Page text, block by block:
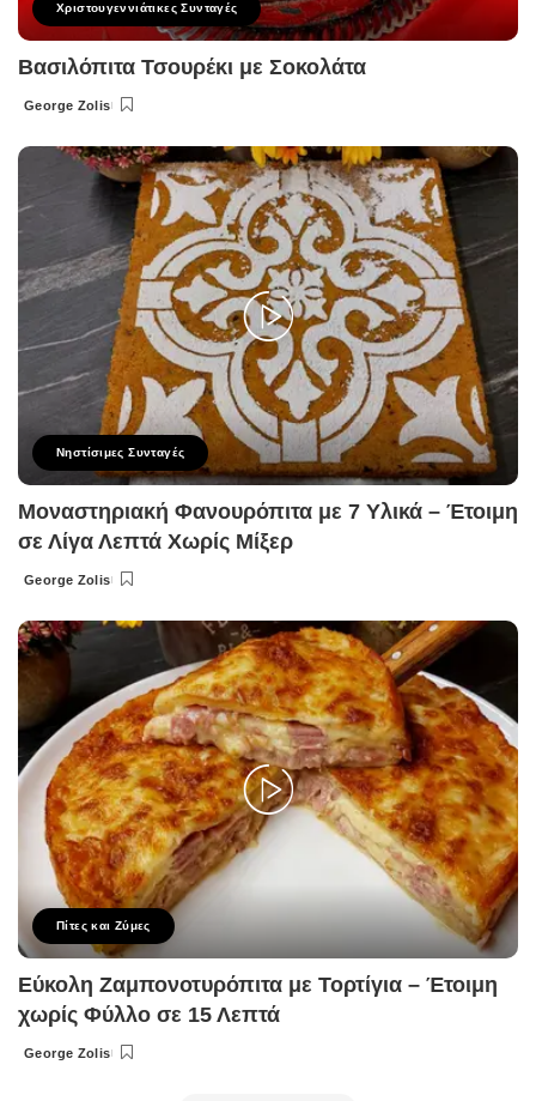
Χριστουγεννιάτικες Συνταγές
Βασιλόπιτα Τσουρέκι με Σοκολάτα
Posted
George Zolis
Νηστίσιμες Συνταγές
Μοναστηριακή Φανουρόπιτα με 7 Υλικά – Έτοιμη
σε Λίγα Λεπτά Χωρίς Μίξερ
Posted
George Zolis
Πίτες και Ζύμες
Εύκολη Ζαμπονοτυρόπιτα με Τορτίγια – Έτοιμη
χωρίς Φύλλο σε 15 Λεπτά
Posted
George Zolis